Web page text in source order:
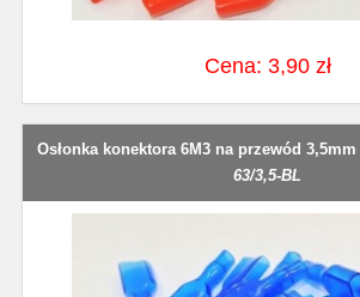
Cena: 3,90 zł
Osłonka konektora 6M3 na przewód
63/3,5-BL